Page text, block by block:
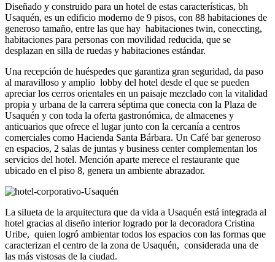
Diseñado y construido para un hotel de estas características, bh
Usaquén, es un edificio moderno de 9 pisos, con 88 habitaciones de
generoso tamaño, entre las que hay habitaciones twin, coneccting,
habitaciones para personas con movilidad reducida, que se
desplazan en silla de ruedas y habitaciones estándar.
Una recepción de huéspedes que garantiza gran seguridad, da paso
al maravilloso y amplio lobby del hotel desde el que se pueden
apreciar los cerros orientales en un paisaje mezclado con la vitalidad
propia y urbana de la carrera séptima que conecta con la Plaza de
Usaquén y con toda la oferta gastronómica, de almacenes y
anticuarios que ofrece el lugar junto con la cercanía a centros
comerciales como Hacienda Santa Bárbara. Un Café bar generoso
en espacios, 2 salas de juntas y business center complementan los
servicios del hotel. Mención aparte merece el restaurante que
ubicado en el piso 8, genera un ambiente abrazador.
La silueta de la arquitectura que da vida a Usaquén está integrada al
hotel gracias al diseño interior logrado por la decoradora Cristina
Uribe, quien logró ambientar todos los espacios con las formas que
caracterizan el centro de la zona de Usaquén, considerada una de
las más vistosas de la ciudad.